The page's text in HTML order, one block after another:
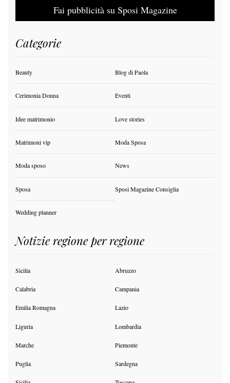
Fai pubblicità su Sposi Magazine
Categorie
Beauty Blog di Paola
Cerimonia Donna Eventi
Idee matrimonio Love stories
Matrimoni vip Moda Sposa
Moda sposo News
Sposa Sposi Magazine Consiglia
Wedding planner
Notizie regione per regione
Sicilia Abruzzo
Calabria Campania
Emilia Romagna Lazio
Liguria Lombardia
Marche Piemonte
Puglia Sardegna